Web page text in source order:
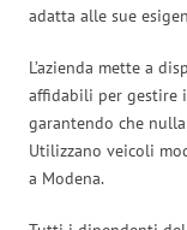
adatta alle sue
L’azienda mette a
affidabili per gestire
garantendo che
Utilizzano veicoli
a Modena.